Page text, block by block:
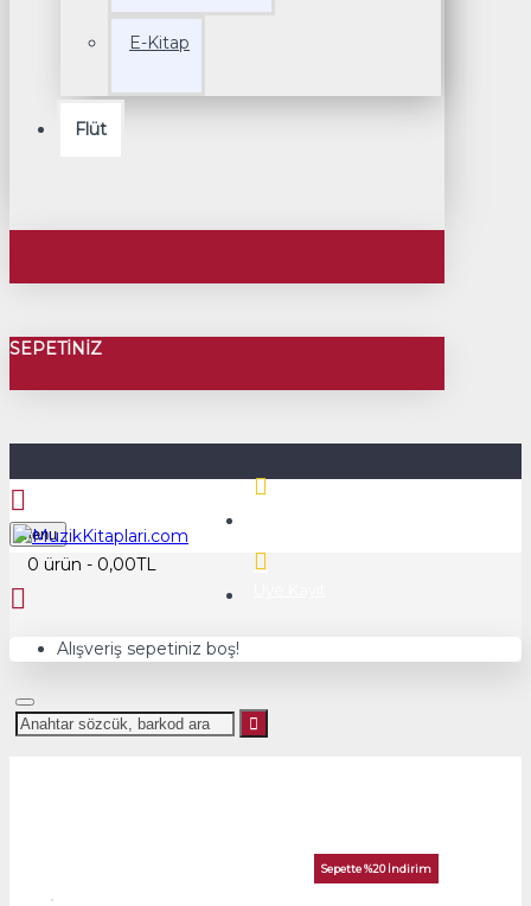
E-Kitap
Flüt
SEPETINIZ
Menu
0 ürün - 0,00TL
Alışveriş sepetiniz boş!
Sepette %20 İndirim